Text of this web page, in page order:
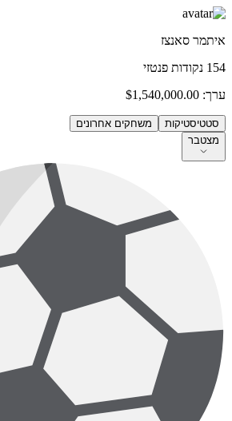
איתמר סאנצז
154 נקודות פנטזי
ערך: $1,540,000.00
סטטיסטיקות
משחקים אחרונים
מצטבר